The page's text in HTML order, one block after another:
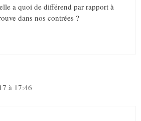
a quoi de différend par rapport à
dans nos contrées ?
à 17:46